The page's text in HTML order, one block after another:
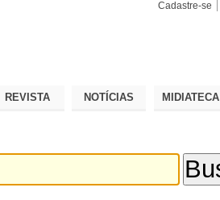
Cadastre-se
REVISTA NOTÍCIAS MIDIATECA